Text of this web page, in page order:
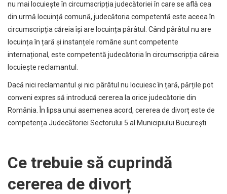
nu mai locuiește în circumscripția judecătoriei în care se află cea
din urmă locuință comună, judecătoria competentă este aceea în
circumscripția căreia își are locuința pârâtul. Când pârâtul nu are
locuința în țară și instanțele române sunt competente
internațional, este competentă judecătoria în circumscripția căreia
locuiește reclamantul.
Dacă nici reclamantul și nici pârâtul nu locuiesc în țară, părțile pot
conveni expres să introducă cererea la orice judecătorie din
România. În lipsa unui asemenea acord, cererea de divorț este de
competența Judecătoriei Sectorului 5 al Municipiului București.
Ce trebuie să cuprindă
cererea de divorț